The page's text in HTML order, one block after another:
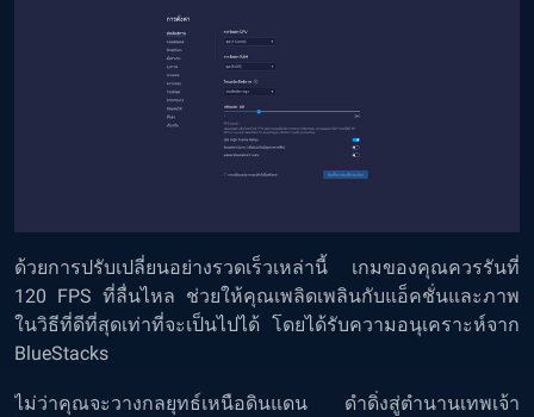
ด้วยการปรับเปลี่ยนอย่างรวดเร็วเหล่านี้ เกมของคุณควรรันที่
120 FPS ที่ลื่นไหล ช่วยให้คุณเพลิดเพลินกับแอ็คชั่นและภาพ
ในวิธีที่ดีที่สุดเท่าที่จะเป็นไปได้ โดยได้รับความอนุเคราะห์จาก
BlueStacks
ไม่ว่าคุณจะวางกลยุทธ์เหนือดินแดน ดำดิ่งสู่ตำนานเทพเจ้า